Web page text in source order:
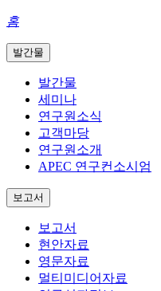
홈
발간물
발간물
세미나
연구원소식
고객마당
연구원소개
APEC 연구컨소시엄
보고서
보고서
현안자료
영문자료
멀티미디어자료